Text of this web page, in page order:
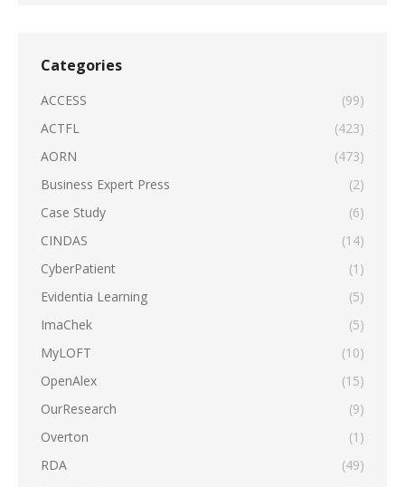
Categories
ACCESS
(99)
ACTFL
(423)
AORN
(473)
Business Expert Press
(2)
Case Study
(6)
CINDAS
(14)
CyberPatient
(1)
Evidentia Learning
(5)
ImaChek
(5)
MyLOFT
(10)
OpenAlex
(15)
OurResearch
(9)
Overton
(1)
RDA
(49)